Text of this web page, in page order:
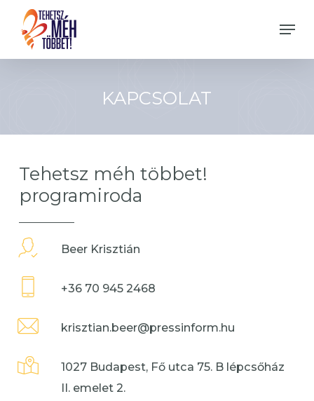
main
content
KAPCSOLAT
Tehetsz méh többet!
programiroda
Beer Krisztián
+36 70 945 2468
krisztian.beer@pressinform.hu
1027 Budapest, Fő utca 75. B lépcsőház
II. emelet 2.
Menu